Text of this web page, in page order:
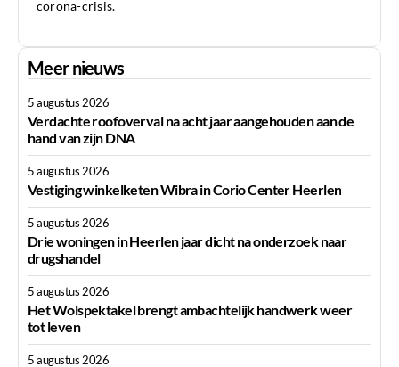
corona-crisis.
Meer nieuws
5 augustus 2026
Verdachte roofoverval na acht jaar aangehouden aan de
hand van zijn DNA
5 augustus 2026
Vestiging winkelketen Wibra in Corio Center Heerlen
5 augustus 2026
Drie woningen in Heerlen jaar dicht na onderzoek naar
drugshandel
5 augustus 2026
Het Wolspektakel brengt ambachtelijk handwerk weer
tot leven
5 augustus 2026